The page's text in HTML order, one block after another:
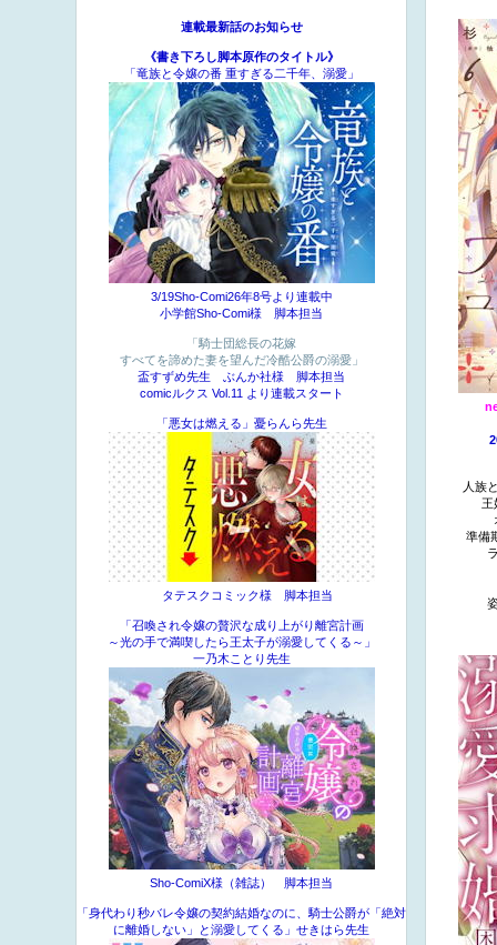
連載最新話のお知らせ
《書き下ろし脚本原作のタイトル》
「竜族と令嬢の番 重すぎる二千年、溺愛」
3/19Sho-Comi26年8号より連載中
小学館Sho-Comi様 脚本担当
「騎士団総長の花嫁
すべてを諦めた妻を望んだ冷酷公爵の溺愛」
盃すずめ先生 ぶんか社様 脚本担当
comicルクス Vol.11 より連載スタート
「悪女は燃える」憂らんら先生
タテスクコミック様 脚本担当
「召喚され令嬢の贅沢な成り上がり離宮計画
～光の手で満喫したら王太子が溺愛してくる～」
一乃木ことり先生
Sho-ComiX様（雑誌） 脚本担当
「身代わり秒バレ令嬢の契約結婚なのに、騎士公爵が「絶対
に離婚しない」と溺愛してくる」せきはら先生
人族
王
準備